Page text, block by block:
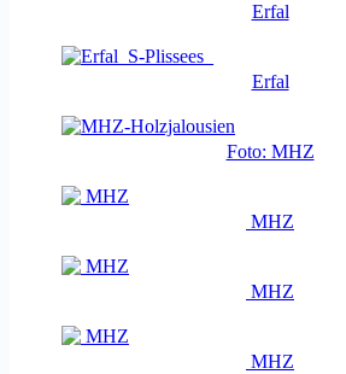
Erfal
Erfal
Foto: MHZ
MHZ
MHZ
MHZ